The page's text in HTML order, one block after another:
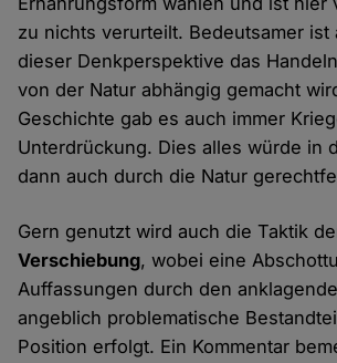
zu nichts verurteilt. Bedeutsamer ist
dieser Denkperspektive das
von der Natur abhängig gemacht
Geschichte gab es auch immer
Unterdrückung. Dies alles würde in
dann auch durch die Natur
Gern genutzt wird auch die Taktik
Verschiebung, wobei eine
Auffassungen durch den
angeblich problematische
Position erfolgt. Ein Kommentar